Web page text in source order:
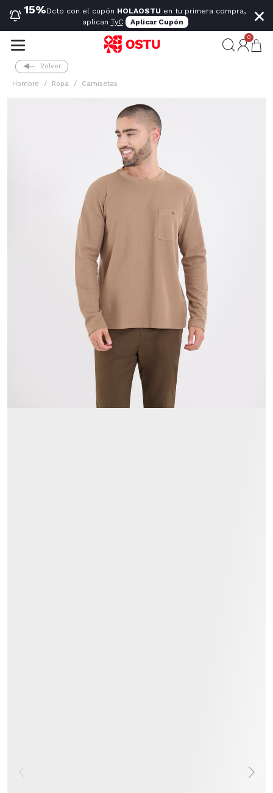
15%Dcto con el cupón HOLAOSTU en tu primera compra,
aplican TyC Aplicar Cupón ×
0
Volver
Hombre Ropa Camisetas